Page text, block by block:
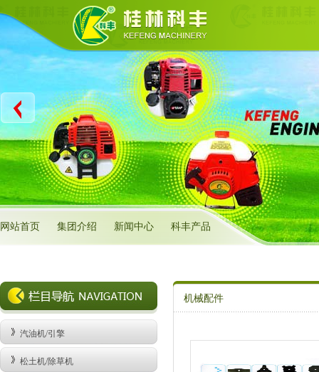
网站首页 集团介绍 新闻中心 科丰产品
汽油机/引擎
松土机/除草机
机械配件